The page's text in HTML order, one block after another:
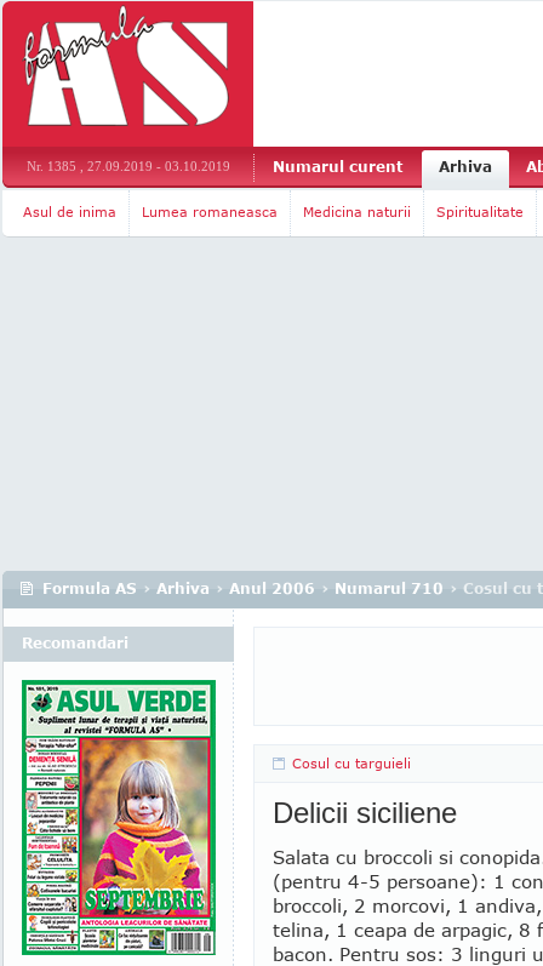
Nr. 1385 , 27.09.2019 - 03.10.2019 Numarul curent Arhiva
Asul de inima Lumea romaneasca Medicina naturii Spiritualitate
Formula AS › Arhiva › Anul 2006 › Numarul 710 › Cosul cu
Cosul cu targuieli
Delicii siciliene
Salata cu broccoli si
(pentru 4-5 persoane): 1
broccoli, 2 morcovi, 1
telina, 1 ceapa de arpagic, 8
bacon. Pentru sos: 3 linguri
Recomandari